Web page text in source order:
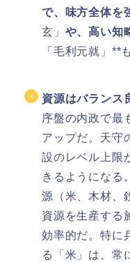
で、味方全体を
玄」 や、高い知
「毛利元就」**
資源はバランス
序盤の内政で最
アップだ。天守
設のレベル上限
きるようになる
源（米、木材、
資源を生産する
効率的だ。特に
る「米」は、常